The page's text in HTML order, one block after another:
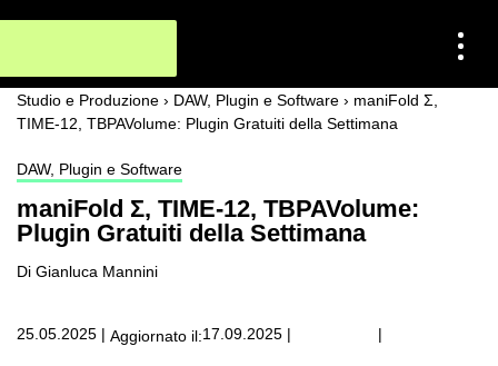
Studio e Produzione › DAW, Plugin e Software › maniFold Σ,
TIME-12, TBPAVolume: Plugin Gratuiti della Settimana
DAW, Plugin e Software
maniFold Σ, TIME-12, TBPAVolume:
Plugin Gratuiti della Settimana
Di Gianluca Mannini
25.05.2025 | Aggiornato il:17.09.2025 | |